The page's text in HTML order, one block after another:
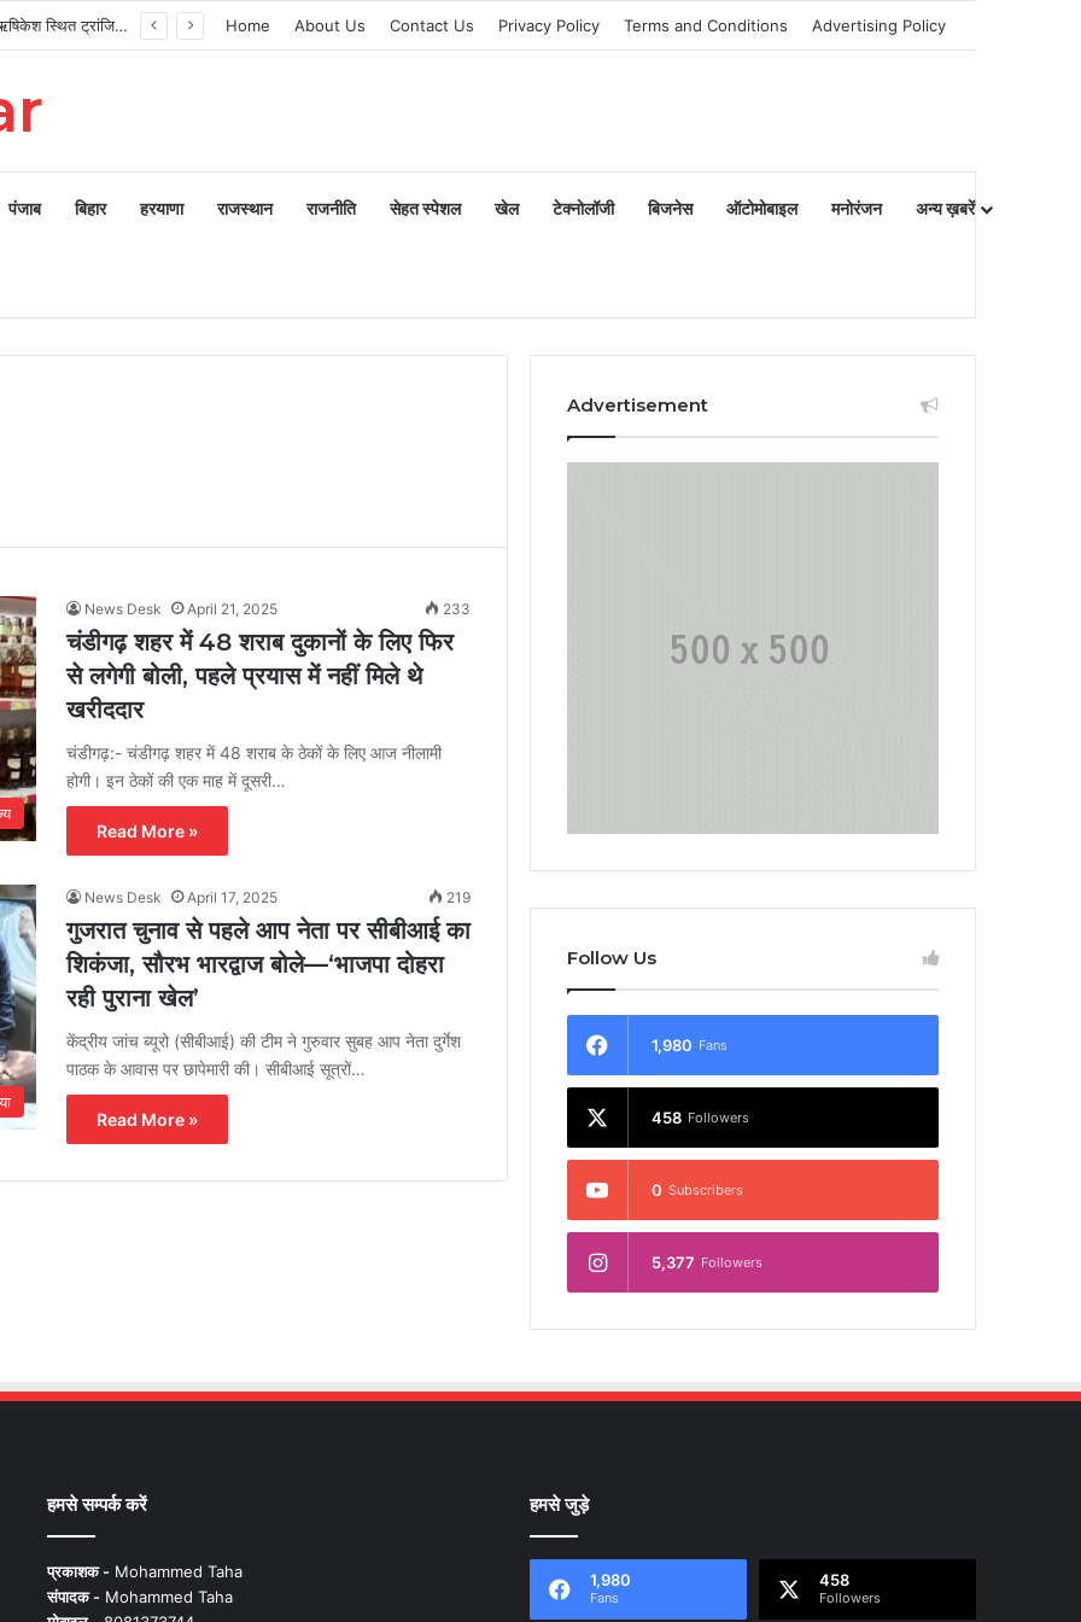
मुख्यमंत्री ने ऋषिकेश स्थित ट्रांजिट कैंप का किया औचक निरीक्षण Home About Us Contact Us Privacy Policy Terms and Conditions Advertising Policy
पंजाब बिहार हरयाणा राजस्थान राजनीति सेहत स्पेशल खेल टेक्नोलॉजी बिजनेस ऑटोमोबाइल मनोरंजन अन्य ख़बरें
News Desk April 21, 2025 233
चंडीगढ़ शहर में 48 शराब दुकानों के लिए फिर
से लगेगी बोली, पहले प्रयास में नहीं मिले थे
खरीददार
चंडीगढ़:- चंडीगढ़ शहर में 48 शराब के ठेकों के लिए आज नीलामी
होगी। इन ठेकों की एक माह में दूसरी…
Read More »
News Desk April 17, 2025 219
गुजरात चुनाव से पहले आप नेता पर सीबीआई का
शिकंजा, सौरभ भारद्वाज बोले—‘भाजपा दोहरा
रही पुराना खेल’
केंद्रीय जांच ब्यूरो (सीबीआई) की टीम ने गुरुवार सुबह आप नेता दुर्गेश
पाठक के आवास पर छापेमारी की। सीबीआई सूत्रों…
Read More »
Advertisement
Follow Us
1,980 Fans
458 Followers
0 Subscribers
5,377 Followers
हमसे सम्पर्क करें
प्रकाशक -Mohammed Taha
संपादक -Mohammed Taha
हमसे जुड़े
1,980
Fans
458
Followers